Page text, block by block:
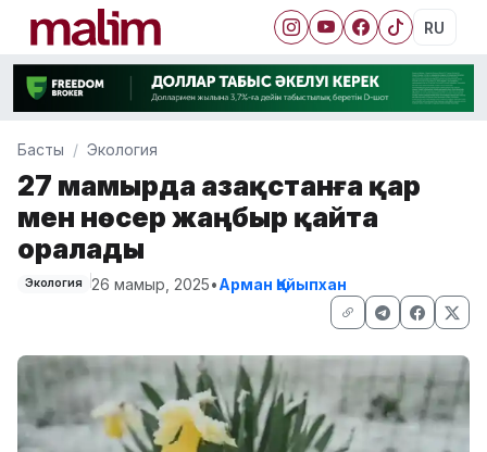
RU
Басты Экология
27 мамырда Қазақстанға қар
мен нөсер жаңбыр қайта
оралады
Экология 26 мамыр, 2025•Арман Қайыпхан